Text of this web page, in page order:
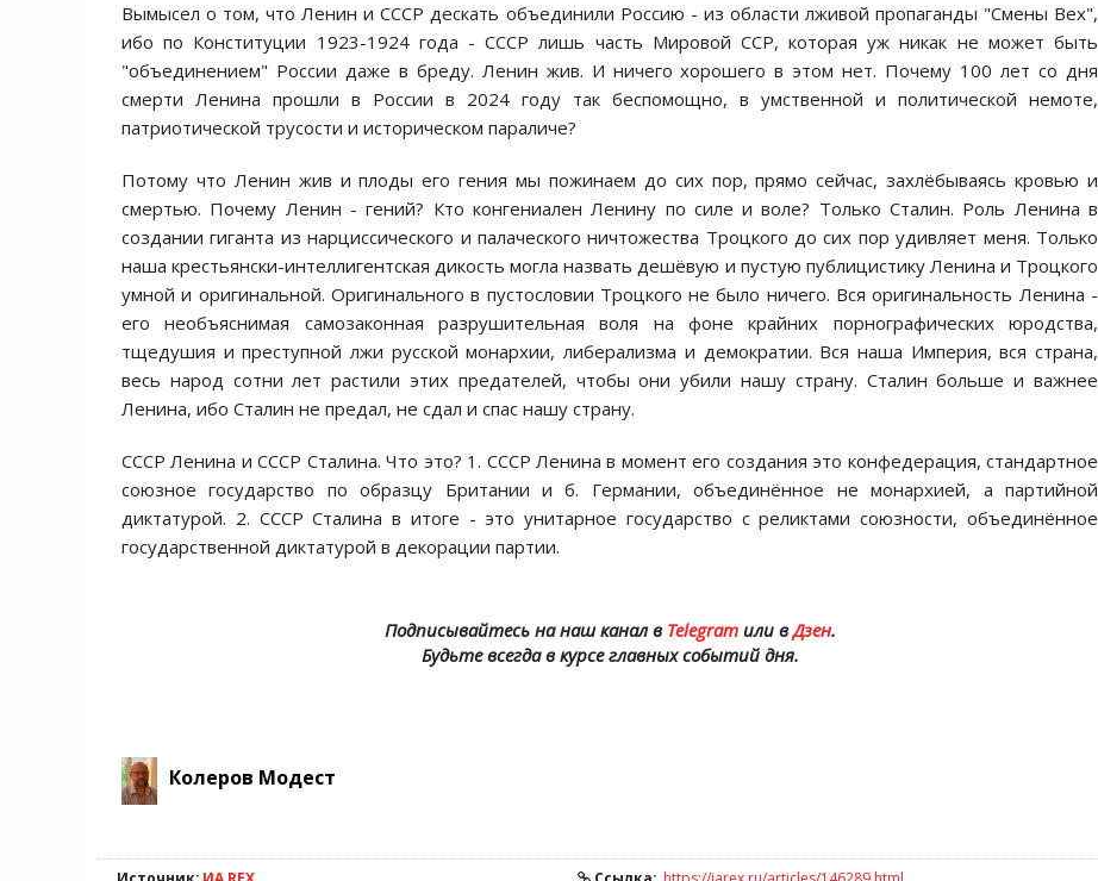
Вымысел о том, что Ленин и СССР дескать объединили Россию - из области лживой пропаганды "Смены Вех",
ибо по Конституции 1923-1924 года - СССР лишь часть Мировой ССР, которая уж никак не может быть
"объединением" России даже в бреду. Ленин жив. И ничего хорошего в этом нет. Почему 100 лет со дня
смерти Ленина прошли в России в 2024 году так беспомощно, в умственной и политической немоте,
патриотической трусости и историческом параличе?
Потому что Ленин жив и плоды его гения мы пожинаем до сих пор, прямо сейчас, захлёбываясь кровью и
смертью. Почему Ленин - гений? Кто конгениален Ленину по силе и воле? Только Сталин. Роль Ленина в
создании гиганта из нарциссического и палаческого ничтожества Троцкого до сих пор удивляет меня. Только
наша крестьянски-интеллигентская дикость могла назвать дешёвую и пустую публицистику Ленина и Троцкого
умной и оригинальной. Оригинального в пустословии Троцкого не было ничего. Вся оригинальность Ленина -
его необъяснимая самозаконная разрушительная воля на фоне крайних порнографических юродства,
тщедушия и преступной лжи русской монархии, либерализма и демократии. Вся наша Империя, вся страна,
весь народ сотни лет растили этих предателей, чтобы они убили нашу страну. Сталин больше и важнее
Ленина, ибо Сталин не предал, не сдал и спас нашу страну.
СССР Ленина и СССР Сталина. Что это? 1. СССР Ленина в момент его создания это конфедерация, стандартное
союзное государство по образцу Британии и б. Германии, объединённое не монархией, а партийной
диктатурой. 2. СССР Сталина в итоге - это унитарное государство с реликтами союзности, объединённое
государственной диктатурой в декорации партии.
Подписывайтесь на наш канал в Telegramили вДзен.
Будьте всегда в курсе главных событий дня.
Колеров Модест